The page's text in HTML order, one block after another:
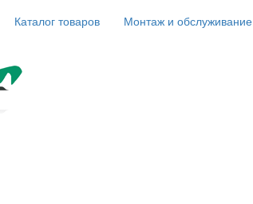
Каталог товаров Монтаж и обслуживание